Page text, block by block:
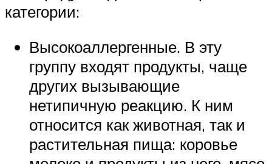
категории:
Высокоаллергенные. В эту
группу входят продукты, чаще
других вызывающие
нетипичную реакцию. К ним
относится как животная, так и
растительная пища: коровье